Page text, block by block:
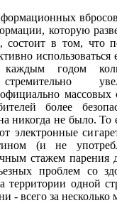
которую
состоит в том, что
годом
стремительно
массовых
более
никогда не было. То
электронные
(и не
стажем парения
проблем со
территории одной
- всего за несколько